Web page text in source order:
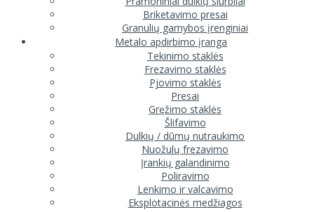
Briketavimo presai
Granulių gamybos įrenginiai
Metalo apdirbimo įranga
Tekinimo staklės
Frezavimo staklės
Pjovimo staklės
Presai
Gręžimo staklės
Šlifavimo
Dulkių / dūmų nutraukimo
Nuožulų frezavimo
Įrankių galandinimo
Poliravimo
Lenkimo ir valcavimo
Eksplotacinės medžiagos